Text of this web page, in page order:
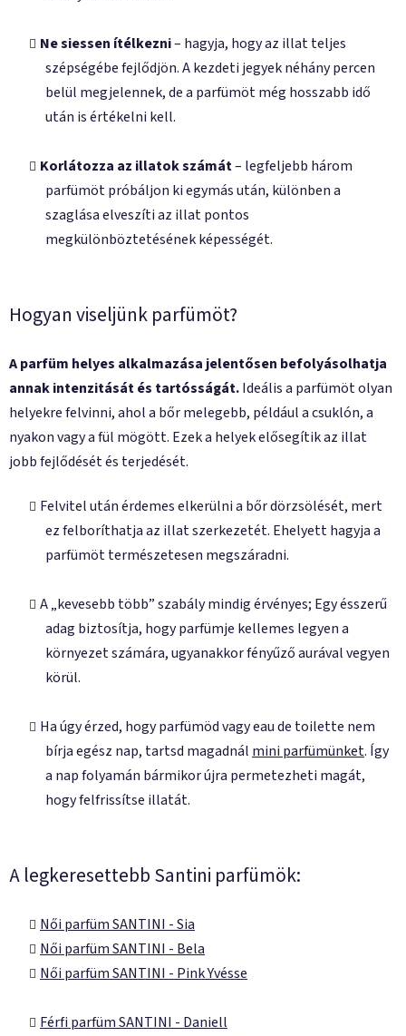
Ne siessen ítélkezni– hagyja, hogy az illat teljes
szépségébe fejlődjön. A kezdeti jegyek néhány percen
belül megjelennek, de a parfümöt még hosszabb idő
után is értékelni kell.
Korlátozza az illatok számát– legfeljebb három
parfümöt próbáljon ki egymás után, különben a
szaglása elveszíti az illat pontos
megkülönböztetésének képességét.
Hogyan viseljünk parfümöt?
A parfüm helyes alkalmazása jelentősen befolyásolhatja
annak intenzitását és tartósságát.Ideális a parfümöt olyan
helyekre felvinni, ahol a bőr melegebb, például a csuklón, a
nyakon vagy a fül mögött. Ezek a helyek elősegítik az illat
jobb fejlődését és terjedését.
Felvitel után érdemes elkerülni a bőr dörzsölését, mert
ez felboríthatja az illat szerkezetét. Ehelyett hagyja a
parfümöt természetesen megszáradni.
A „kevesebb több” szabály mindig érvényes; Egy ésszerű
adag biztosítja, hogy parfümje kellemes legyen a
környezet számára, ugyanakkor fényűző aurával vegyen
körül.
Ha úgy érzed, hogy parfümöd vagy eau de toilette nem
bírja egész nap, tartsd magadnál mini parfümünket. Így
a nap folyamán bármikor újra permetezheti magát,
hogy felfrissítse illatát.
A legkeresettebb Santini parfümök:
Női parfüm SANTINI - Sia
Női parfüm SANTINI - Bela
Női parfüm SANTINI - Pink Yvésse
Férfi parfüm SANTINI - Daniell